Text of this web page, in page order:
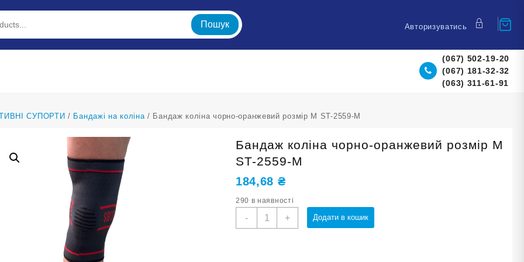
Пошук Авторизуватись
(067) 502-19-20
(067) 181-32-32
(063) 311-61-91
СУПОРТИ / Бандажі на коліна / Бандаж коліна чорно-оранжевий розмір М ST-2559-М
Бандаж коліна чорно-оранжевий розмір М
ST-2559-М
184,68 ₴
290 в наявності
-
Бандаж + Додати в кошик